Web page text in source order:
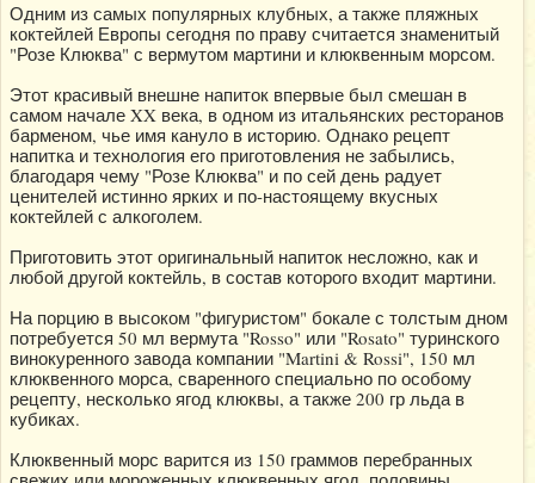
Одним из самых популярных клубных, а также пляжных
коктейлей Европы сегодня по праву считается знаменитый
"Розе Клюква" с вермутом мартини и клюквенным морсом.
Этот красивый внешне напиток впервые был смешан в
самом начале XX века, в одном из итальянских ресторанов
барменом, чье имя кануло в историю. Однако рецепт
напитка и технология его приготовления не забылись,
благодаря чему "Розе Клюква" и по сей день радует
ценителей истинно ярких и по-настоящему вкусных
коктейлей с алкоголем.
Приготовить этот оригинальный напиток несложно, как и
любой другой коктейль, в состав которого входит мартини.
На порцию в высоком "фигуристом" бокале с толстым дном
потребуется 50 мл вермута "Rosso" или "Rosato" туринского
винокуренного завода компании "Martini & Rossi", 150 мл
клюквенного морса, сваренного специально по особому
рецепту, несколько ягод клюквы, а также 200 гр льда в
кубиках.
Клюквенный морс варится из 150 граммов перебранных